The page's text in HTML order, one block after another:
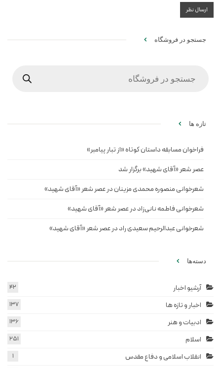
جستجو در فروشگاه
تازه ها
فراخوان مسابقه داستان کوتاه «از تبار پیامبر»
عصر شعر «آقای شهید» برگزار شد
شعرخوانی منصوره محمدی مزینان در عصر شعر «آقای شهید»
شعرخوانی فاطمه نانی‌زاد در عصر شعر «آقای شهید»
شعرخوانی عبدالرحیم سعیدی راد در عصر شعر «آقای شهید»
دسته‌ها
آرشیو اخبار 42
اخبار و تازه ها 137
ادبیات و هنر 136
اسلام 251
انقلاب اسلامی و دفاع مقدس 1